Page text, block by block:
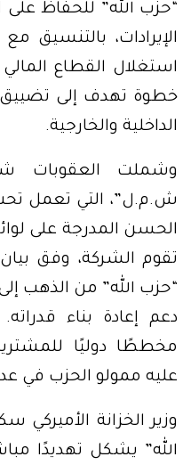
“حزب الله” للحفاظ على
الإيرادات، بالتنسيق
استغلال القطاع
خطوة تهدف إلى تضييق
الداخلية والخارجية.
وشملت العقوبات
ش.م.ل”، التي تعمل
الحسن المدرجة على
تقوم الشركة، وفق بيان
“حزب الله” من الذهب
دعم إعادة بناء
مخططًا دوليًا
عليه ممولو الحزب في
وزير الخزانة
الله” يشكل تهديدًا